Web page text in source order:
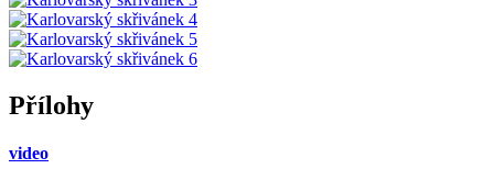
Přílohy
video